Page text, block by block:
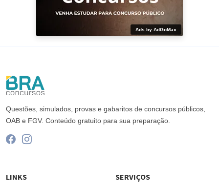
Ads by AdGoMax
Questões, simulados, provas e gabaritos de concursos públicos,
OAB e FGV. Conteúdo gratuito para sua preparação.
LINKS SERVIÇOS